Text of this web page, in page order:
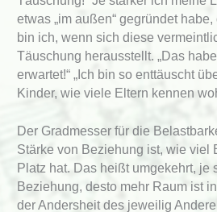
etwas „im außen“ gegründet
bin ich, wenn sich diese
Täuschung herausstellt. „Das
erwartet!“ „Ich bin so enttäuscht
Kinder, wie viele Eltern kennen
Der Gradmesser für die
Stärke von Beziehung ist, wie viel
Platz hat. Das heißt umgekehrt, je
Beziehung, desto mehr Raum ist
der Andersheit des jeweilig